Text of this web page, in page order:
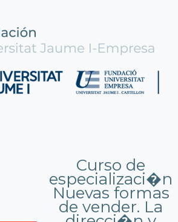
Curso de
especializaci�n
Nuevas formas
de vender. La